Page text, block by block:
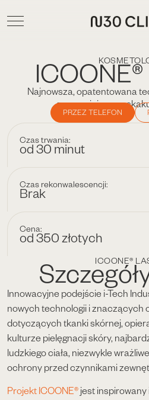
Najnowsza, opatentowana
zapewniająca
PRZEZ TELEFON
Czas trwania:
od 30 minut
Czas rekonwalescencji:
Brak
Cena:
od 350 złotych
ICOONE®
Innowacyjne podejście i-Tech
nowych technologii i znaczących
dotyczących tkanki skórnej,
kulturze pielęgnacji skóry,
ludzkiego ciała, niezwykle
ochrony przed czynnikami
Projekt ICOONE®jest